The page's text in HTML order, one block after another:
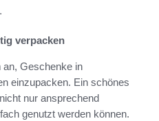
verpacken
an, Geschenke in
einzupacken. Ein schönes
nur ansprechend
genutzt werden können.